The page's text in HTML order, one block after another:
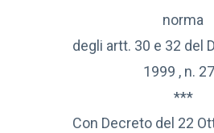
norma
degli artt. 30 e 32 del
1999 , n.
***
Con Decreto del 22